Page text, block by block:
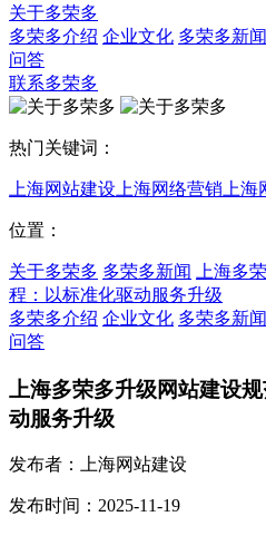
关于多荣多
多荣多介绍 企业文化 多荣多新闻
问答
联系多荣多
热门关键词：
上海网站建设 上海网络营销 上
位置：
关于多荣多 多荣多新闻
上海多
程：以标准化驱动服务升级
多荣多介绍 企业文化 多荣多新闻
问答
上海多荣多升级网站建设
动服务升级
发布者：上海网站建设
发布时间：2025-11-19